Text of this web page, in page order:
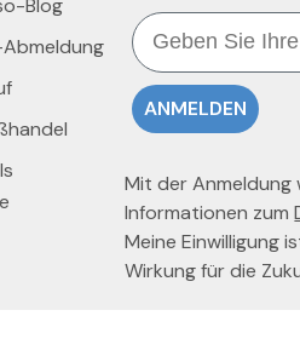
Blog
Email
ANMELDEN
Mit der Anmeldung
Informationen zum
Meine Einwilligung
Wirkung für die